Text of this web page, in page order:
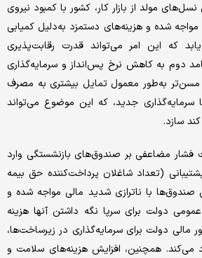
مولد از بازار کار، کشور با کمبود نیروی
شده و هزینه‌های دستمزد به‌دلیل کمیابی
که این امر می‌تواند قدرت رقابت‌پذیری
دوم به کاهش نرخ پس‌انداز و سرمایه‌گذاری
مسن‌تر به‌طور معمول تمایل بیشتری به مصرف
سرمایه‌گذاری جدید، که این موضوع می‌تواند
سازد.
فشار مضاعفی بر صندوق‌های بازنشستگی وارد
(تعداد شاغلان پرداخت‌کننده حق بیمه
صندوق‌ها با ناترازی شدید مالی مواجه شده و
دولت برای سرپا نگه داشتن آنها هزینه
مالی دولت برای سرمایه‌گذاری در زیرساخت‌ها،
می‌کند. همچنین، افزایش هزینه‌های سلامت و